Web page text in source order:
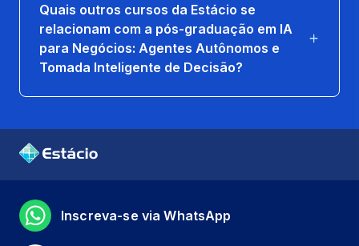
Quais outros cursos da Estácio se
relacionam com a pós-graduação em IA
para Negócios: Agentes Autônomos e
Tomada Inteligente de Decisão?
Inscreva-se via WhatsApp